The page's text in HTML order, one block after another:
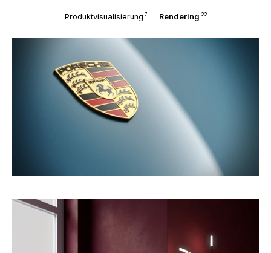
Produktvisualisierung 7 Rendering 22